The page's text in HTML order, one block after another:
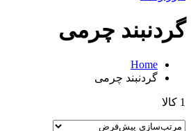
گردنبند چرمی
Home
گردنبند چرمی
1 کالا